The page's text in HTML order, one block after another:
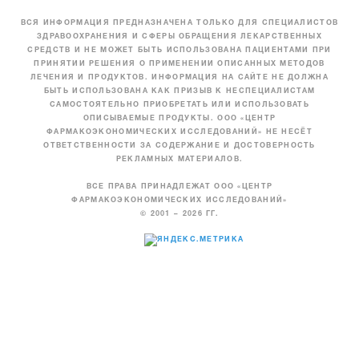
ВСЯ ИНФОРМАЦИЯ ПРЕДНАЗНАЧЕНА ТОЛЬКО ДЛЯ СПЕЦИАЛИСТОВ
ЗДРАВООХРАНЕНИЯ И СФЕРЫ ОБРАЩЕНИЯ ЛЕКАРСТВЕННЫХ
СРЕДСТВ И НЕ МОЖЕТ БЫТЬ ИСПОЛЬЗОВАНА ПАЦИЕНТАМИ ПРИ
ПРИНЯТИИ РЕШЕНИЯ О ПРИМЕНЕНИИ ОПИСАННЫХ МЕТОДОВ
ЛЕЧЕНИЯ И ПРОДУКТОВ. ИНФОРМАЦИЯ НА САЙТЕ НЕ ДОЛЖНА
БЫТЬ ИСПОЛЬЗОВАНА КАК ПРИЗЫВ К НЕСПЕЦИАЛИСТАМ
САМОСТОЯТЕЛЬНО ПРИОБРЕТАТЬ ИЛИ ИСПОЛЬЗОВАТЬ
ОПИСЫВАЕМЫЕ ПРОДУКТЫ. ООО «ЦЕНТР
ФАРМАКОЭКОНОМИЧЕСКИХ ИССЛЕДОВАНИЙ» НЕ НЕСЁТ
ОТВЕТСТВЕННОСТИ ЗА СОДЕРЖАНИЕ И ДОСТОВЕРНОСТЬ
РЕКЛАМНЫХ МАТЕРИАЛОВ.
ВСЕ ПРАВА ПРИНАДЛЕЖАТ ООО «ЦЕНТР
ФАРМАКОЭКОНОМИЧЕСКИХ ИССЛЕДОВАНИЙ»
© 2001 – 2026 ГГ.